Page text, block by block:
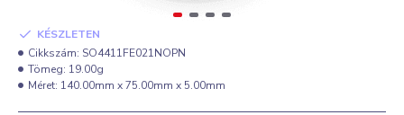
KÉSZLETEN
Cikkszám: SO4411FE021NOPN
Tömeg: 19.00g
Méret: 140.00mm x 75.00mm x 5.00mm